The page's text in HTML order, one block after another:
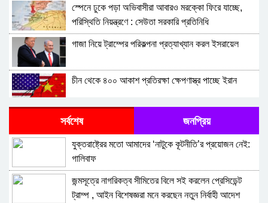
স্পেনে ঢুকে পড়া অভিবাসীরা আবারও মরক্কো ফিরে যাচ্ছে,
পরিস্থিতি নিয়ন্ত্রণে : সেউতা সরকারি প্রতিনিধি
গাজা নিয়ে ট্রাম্পের পরিকল্পনা প্রত্যাখ্যান করল ইসরায়েল
চীন থেকে ৪০০ আকাশ প্রতিরক্ষা ক্ষেপণাস্ত্র পাচ্ছে ইরান
ট্রাম্পের সঙ্গে রুদ্ধদ্বার বৈঠক : দৃঢ় সমর্থনের কথা জানালেন
জেলেনস্কি ও নেতানিয়াহু
ইরানের যে স্থানে মার্কিন ‘বাংকার-বাস্টার’ বোমাও অকেজো
ব্রিটেনের স্বার্থে ট্রাম্পের সমালোচনা করতেও পিছুপা হব না:
সর্বশেষ জনপ্রিয়
যুক্তরাষ্ট্রের মতো আমাদের ‘নাটুকে কূটনীতি’র প্রয়োজন নেই:
গালিবাফ
জন্মসূত্রে নাগরিকত্ব সীমিতের বিলে সই করলেন প্রেসিডেন্ট
ট্রাম্প , আইন বিশেষজ্ঞরা মনে করছেন নতুন নির্বাহী আদেশ